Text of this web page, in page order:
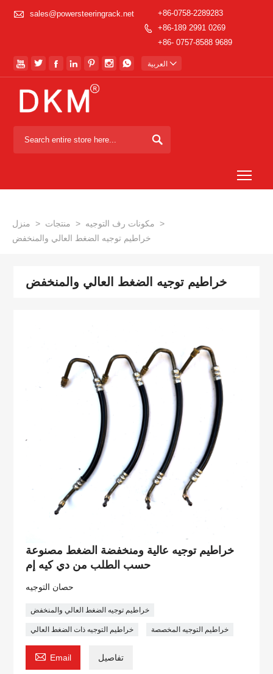
 sales@powersteeringrack.net

+86-0758-2289283
+86-189 2991 0269
+86- 0757-8588 9689
       العربية 

منزل > منتجات > مكونات رف التوجيه >
خراطيم توجيه الضغط العالي والمنخفض
خراطيم توجيه الضغط العالي والمنخفض
خراطيم توجيه عالية ومنخفضة الضغط مصنوعة
حسب الطلب من دي كيه إم
حصان التوجيه
خراطيم توجيه الضغط العالي والمنخفض
خراطيم التوجيه ذات الضغط العالي خراطيم التوجيه المخصصة
 Email تفاصيل